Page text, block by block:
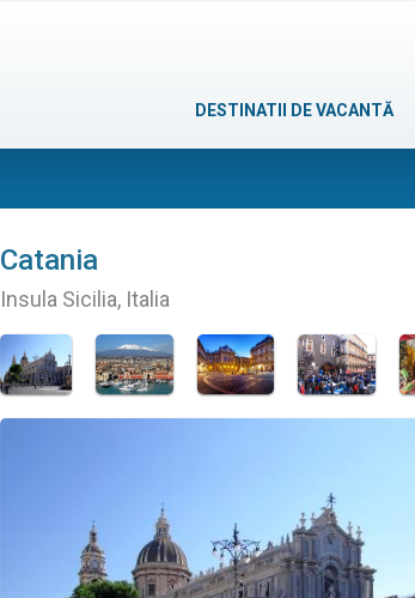
DESTINATII DE VACANTĂ
Catania
Insula Sicilia, Italia